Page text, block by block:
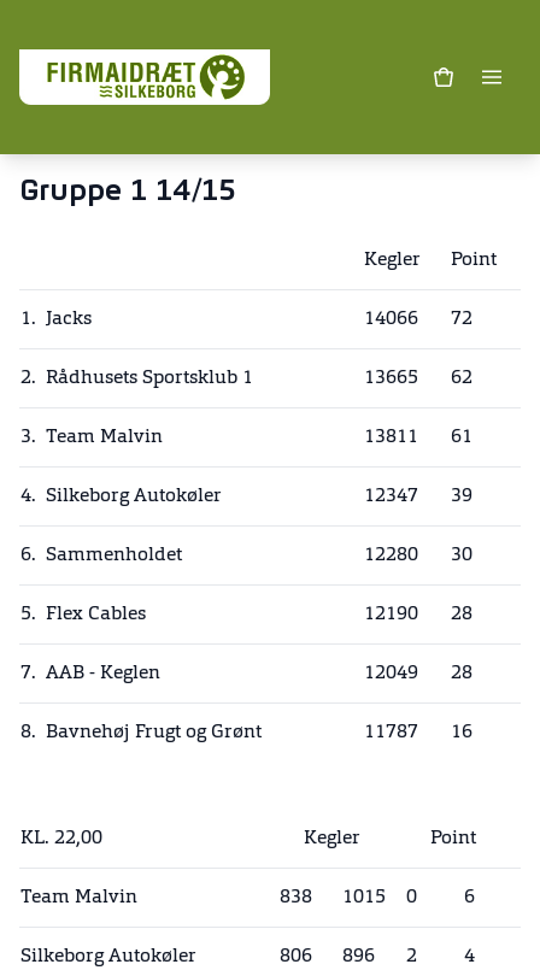
Gruppe 1 14/15
Kegler Point
1. Jacks 14066 72
2. Rådhusets Sportsklub 1 13665 62
3. Team Malvin 13811 61
4. Silkeborg Autokøler 12347 39
6. Sammenholdet 12280 30
5. Flex Cables 12190 28
7. AAB - Keglen 12049 28
8. Bavnehøj Frugt og Grønt 11787 16
KL. 22,00 Kegler Point
Team Malvin 838 1015 0 6
Silkeborg Autokøler 806 896 2 4